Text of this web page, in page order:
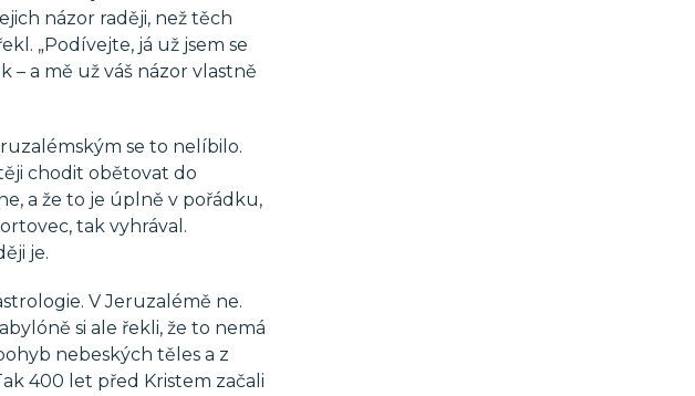
názor raději, než těch
„Podívejte, já už jsem se
– a mě už váš názor vlastně
se to nelíbilo.
chodit obětovat do
a že to je úplně v pořádku,
tak vyhrával.
je.
V Jeruzalémě ne.
si ale řekli, že to nemá
nebeských těles a z
400 let před Kristem začali